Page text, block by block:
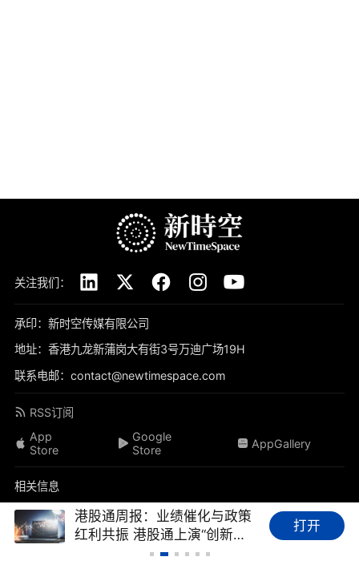
关注我们：
承印：新时空传媒有限公司
地址：香港九龙新蒲岗大有街3号万迪广场19H
联系电邮：contact@newtimespace.com
RSS订阅
App
Store
Google
Store
AppGallery
相关信息
关于我们
免责声明 隐私政策 联系我们
加入我们
品牌素材
我要投稿 标签库 友情链接 财经FAQ
港股通周报：业绩催化与政策
红利共振 港股通上演“创新药
+大模型”双主线行
打开